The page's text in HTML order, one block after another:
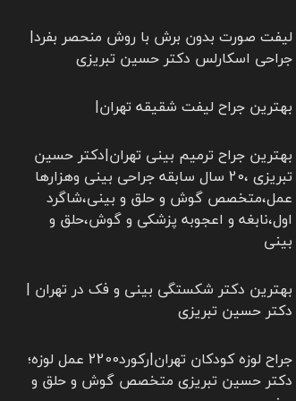
لیفت صورت بدون برش با روش منحصر بفرد|
جراحی اسکارلس دکتر حسین تبریزی
بهترین جراح لیفت شقیقه تهران|
بهترین جراح ترمیم بینی تهران|دکتر حسین
تبریزی ،20 سال سابقه جراحی بینی وهزارها
عمل،متخصص گوش و حلق و بینی،شاگرد
اول،نابغه و اعجوبه پزشکی و گوش،حلق و
بینی
بهترین دکتر شکستگی بینی و فک در تهران |
دکتر حسین تبریزی
جراح لوزه کودکان تهران|رکورد2200 عمل لوزه؛
دکتر حسین تبریزی متخصص گوش و حلق و